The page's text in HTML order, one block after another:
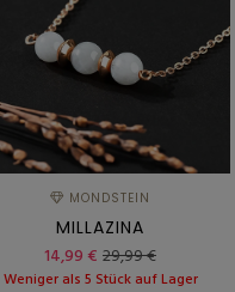
MONDSTEIN
MILLAZINA
14,99 € 29,99 €
Weniger als 5 Stück auf Lager